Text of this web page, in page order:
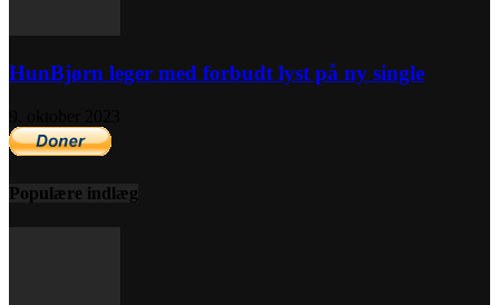
HunBjørn leger med forbudt lyst på ny single
Populære indlæg